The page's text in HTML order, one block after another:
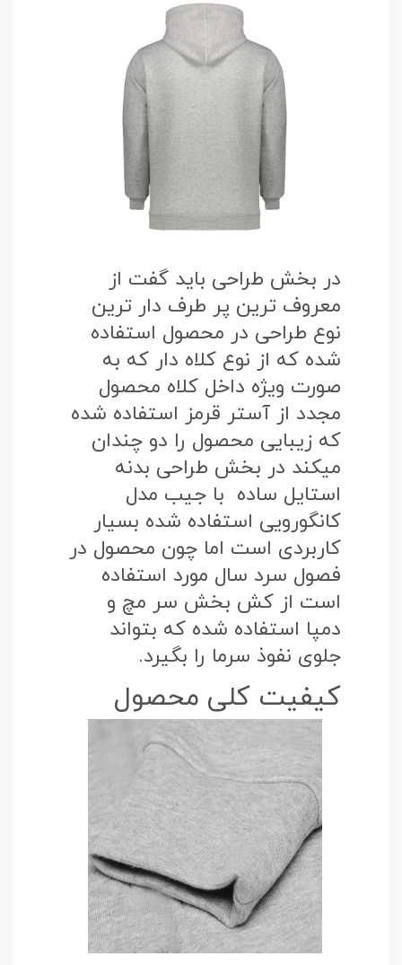
در بخش طراحی باید گفت از
معروف ترین پر طرف دار ترین
نوع طراحی در محصول استفاده
شده که از نوع کلاه دار که به
صورت ویژه داخل کلاه محصول
مجدد از آستر قرمز استفاده شده
که زیبایی محصول را دو چندان
میکند در بخش طراحی بدنه
استایل ساده با جیب مدل
کانگورویی استفاده شده بسیار
کاربردی است اما چون محصول در
فصول سرد سال مورد استفاده
است از کش بخش سر مچ و
دمپا استفاده شده که بتواند
جلوی نفوذ سرما را بگیرد.
کیفیت کلی محصول